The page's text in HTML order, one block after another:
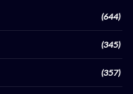
(644)
(345)
(357)